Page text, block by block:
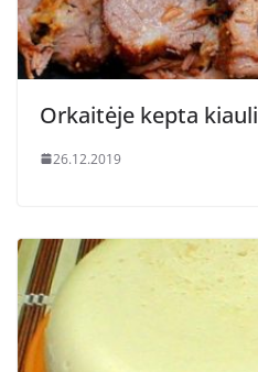
Orkaitėje kepta
26.12.2019